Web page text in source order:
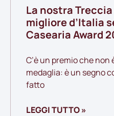
La nostra
migliore d’Italia
Casearia Award
C’è un premio che non
medaglia: è un segno
fatto
LEGGI TUTTO »